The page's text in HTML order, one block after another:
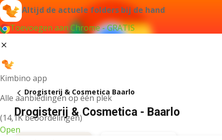
Altijd de actuele folders bij de hand
Toevoegen aan Chrome - GRATIS
Kimbino app
Alle aanbiedingen op één plek
(14,1K beoordelingen)
Open
Drogisterij & Cosmetica Baarlo
Drogisterij & Cosmetica - Baarlo